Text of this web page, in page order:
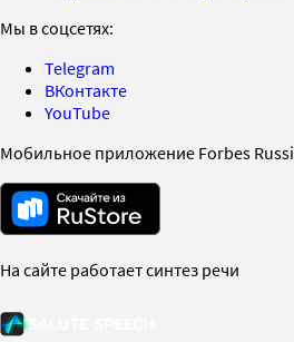
Мы в соцсетях:
Telegram
ВКонтакте
YouTube
Мобильное приложение Forbes
На сайте работает синтез речи